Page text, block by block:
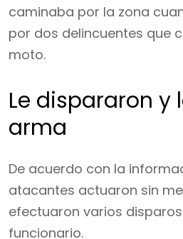
caminaba por la zona
por dos delincuentes que
moto.
Le dispararon y
arma
De acuerdo con la
atacantes actuaron sin
efectuaron varios
funcionario.